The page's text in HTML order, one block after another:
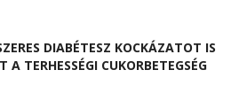
DIABÉTESZ KOCKÁZATOT IS
A TERHESSÉGI CUKORBETEGSÉG